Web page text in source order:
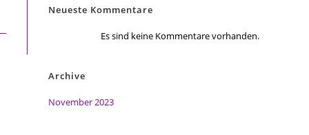
Neueste Kommentare
Es sind keine Kommentare vorhanden.
Archive
November 2023